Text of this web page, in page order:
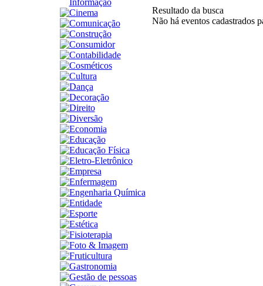
Informação
Cinema
Comunicação
Construção
Consumidor
Contabilidade
Cosméticos
Cultura
Dança
Decoração
Direito
Diversão
Economia
Educação
Educação Física
Eletro-Eletrônico
Empresa
Enfermagem
Engenharia Química
Entidade
Esporte
Estética
Fisioterapia
Foto & Imagem
Fruticultura
Gastronomia
Gestão de pessoas
Resultado da busca
Não há eventos cadastrados